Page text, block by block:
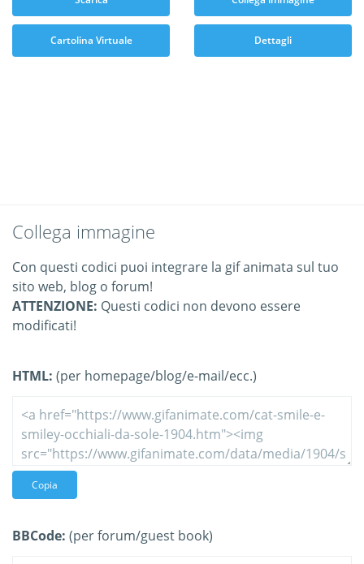
Cartolina Virtuale Dettagli
Collega immagine
Con questi codici puoi integrare la gif animata sul tuo
sito web, blog o forum!
ATTENZIONE: Questi codici non devono essere
modificati!
HTML: (per homepage/blog/e-mail/ecc.)
Copia
BBCode: (per forum/guest book)